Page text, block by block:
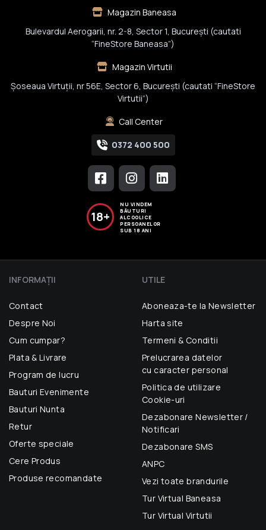
Magazin Baneasa
Bulevardul Aerogarii, nr. 2-8, Sector 1, Bucureşti (cautati
“FineStore Baneasa”)
Magazin Virtutii
Șoseaua Virtuții, nr 56E, Sector 6, București (cautati “FineStore
Virtutii”)
Call Center
0372 400 500
18+
NU VINDEM
BĂUTURI
ALCOOLICE
PERSOANELOR
SUB 18 ANI
INFORMAŢII
Contact
Despre Noi
Cum cumpar?
Plata & Livrare
Program de lucru
Bauturi Evenimente
Bauturi Nunta
Retur
Oferte speciale
Cere Produs
Produse recomandate
UTILE
Aboneaza-te la Newsletter
Harta site
Termeni & Conditii
Prelucrarea datelor
cu caracter personal
Politica de utilizare
Cookie-uri
Dezabonare Newsletter /
Notificari
Dezabonare SMS
ANPC
Vezi toate brandurile
Tur Virtual Baneasa
Tur Virtual Virtutii